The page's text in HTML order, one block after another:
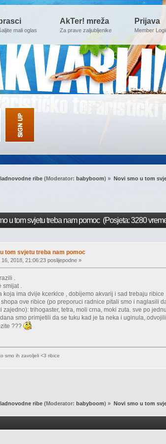
mali oglas
AkTer! mreža
Za prave zaljubljenike
Prijava
Member
ribe (Moderator: babyboom) » Novi smo u tom
u tom svjetu treba nam pomoc (Posjeta: 3280
tom svjetu treba nam pomoc
16, 2018, 21:06:23 poslijepodne »
.
smijat .
koja ima dvije kcerkice , dobijemo akvarij i sad trebaju ribice
ove ribice (po preporuci radnice pitali smo i naglasili
zajedno): trihogaster, tetra, moli crna, moki zuta. sve po
smo primjetili da se tuku kad je ta neka i uginula,
???
smo ih zavoljeli <3 ribice
ribe (Moderator:babyboom) » Novi smo u tom